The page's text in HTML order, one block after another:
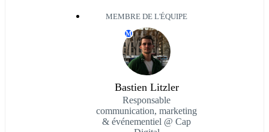
MEMBRE DE L'ÉQUIPE
M
Bastien Litzler
Responsable
communication, marketing
& événementiel @ Cap